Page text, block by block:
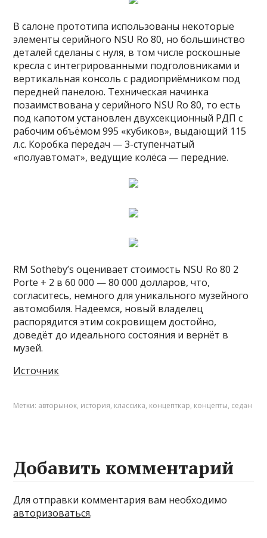
В салоне прототипа использованы некоторые
элементы серийного NSU Ro 80, но большинство
деталей сделаны с нуля, в том числе роскошные
кресла с интегрированными подголовниками и
вертикальная консоль с радиоприёмником под
передней панелою. Техническая начинка
позаимствована у серийного NSU Ro 80, то есть
под капотом установлен двухсекционный РДП с
рабочим объёмом 995 «кубиков», выдающий 115
л.с. Коробка передач — 3-ступенчатый
«полуавтомат», ведущие колёса — передние.
RM Sotheby’s оценивает стоимость NSU Ro 80 2
Porte + 2 в 60 000 — 80 000 долларов, что,
согласитесь, немного для уникального музейного
автомобиля. Надеемся, новый владелец
распорядится этим сокровищем достойно,
доведёт до идеального состояния и вернёт в
музей.
Источник
Метки: авторынок, история, классика, концепткар, концепты, седан
Добавить комментарий
Для отправки комментария вам необходимо
авторизоваться.